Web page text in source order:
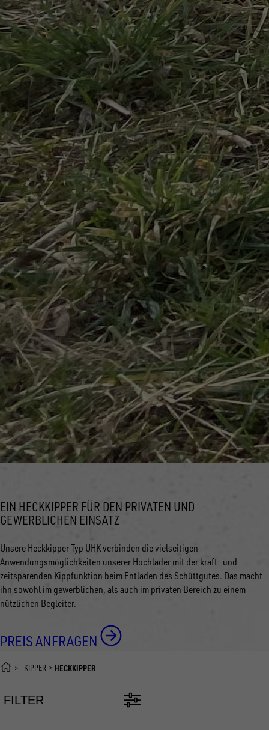
EIN HECKKIPPER FÜR DEN PRIVATEN UND
GEWERBLICHEN EINSATZ
Unsere Heckkipper Typ UHK verbinden die vielseitigen
Anwendungsmöglichkeiten unserer Hochlader mit der kraft- und
zeitsparenden Kippfunktion beim Entladen des Schüttgutes. Das macht
ihn sowohl im gewerblichen, als auch im privaten Bereich zu einem
nützlichen Begleiter.
PREIS ANFRAGEN
KIPPER HECKKIPPER
FILTER